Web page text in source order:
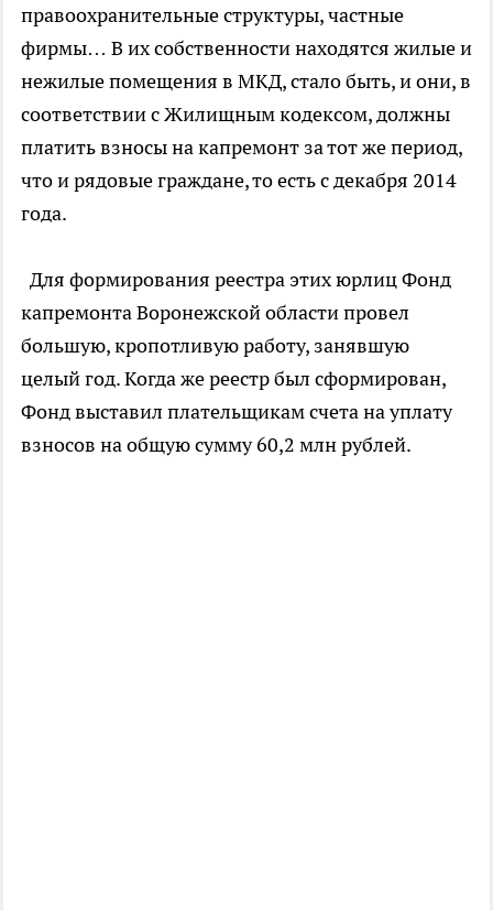
правоохранительные структуры, частные
фирмы… В их собственности находятся жилые и
нежилые помещения в МКД, стало быть, и они, в
соответствии с Жилищным кодексом, должны
платить взносы на капремонт за тот же период,
что и рядовые граждане, то есть с декабря 2014
года.
Для формирования реестра этих юрлиц Фонд
капремонта Воронежской области провел
большую, кропотливую работу, занявшую
целый год. Когда же реестр был сформирован,
Фонд выставил плательщикам счета на уплату
взносов на общую сумму 60,2 млн рублей.